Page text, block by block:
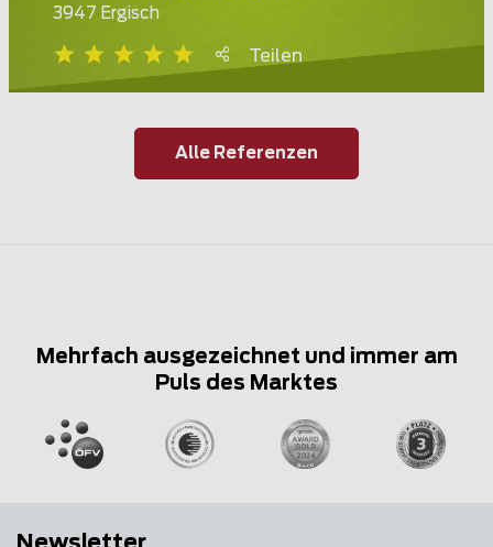
3947 Ergisch
Teilen
Alle Referenzen
Mehrfach ausgezeichnet und immer am
Puls des Marktes